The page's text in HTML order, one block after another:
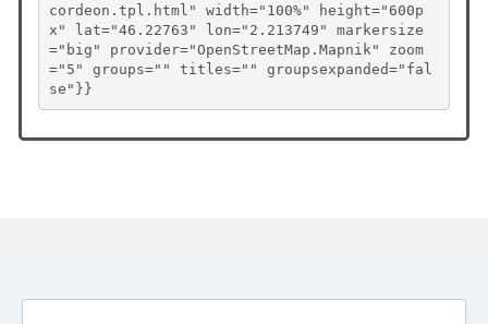
cordeon.tpl.html" width="100%" height="600p
x" lat="46.22763" lon="2.213749" markersize
="big" provider="OpenStreetMap.Mapnik" zoom
="5" groups="" titles="" groupsexpanded="fal
se"}}